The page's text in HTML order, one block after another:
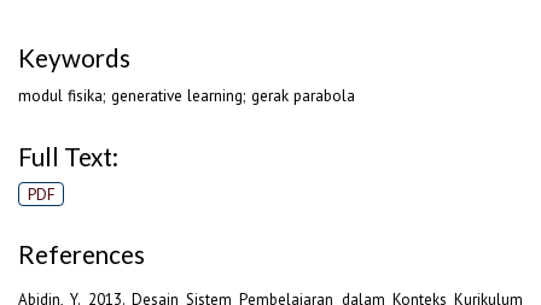
Keywords
modul fisika; generative learning; gerak parabola
Full Text:
PDF
References
Abidin, Y. 2013. Desain Sistem Pembelajaran dalam Konteks Kurikulum